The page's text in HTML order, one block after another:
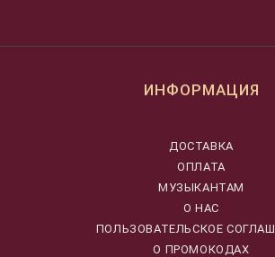
ИНФОРМАЦИЯ
ДОСТАВКА
ОПЛАТА
МУЗЫКАНТАМ
О НАС
ПОЛЬЗОВАТЕЛЬСКОЕ
О ПРОМОКОДАХ